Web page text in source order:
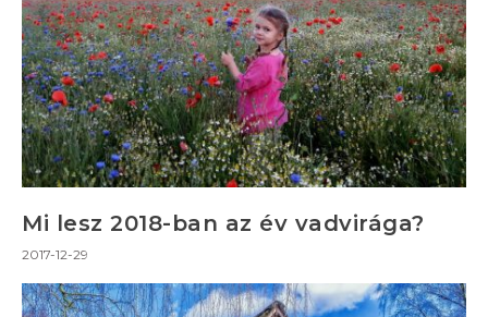
Mi lesz 2018-ban az év vadvirága?
2017-12-29